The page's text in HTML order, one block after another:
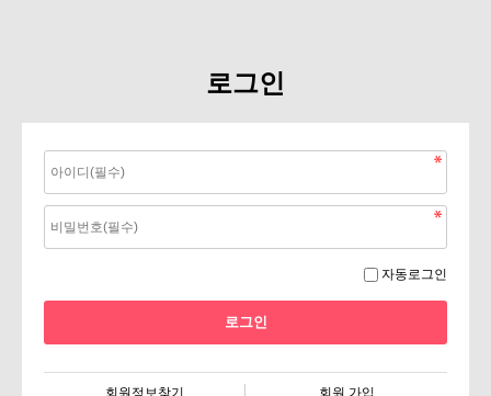
로그인
자동로그인
회원정보찾기 회원 가입